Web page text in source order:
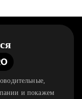
и покажем